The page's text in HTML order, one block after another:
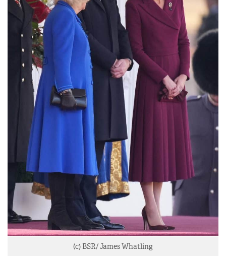
(c) BSR/ James Whatling